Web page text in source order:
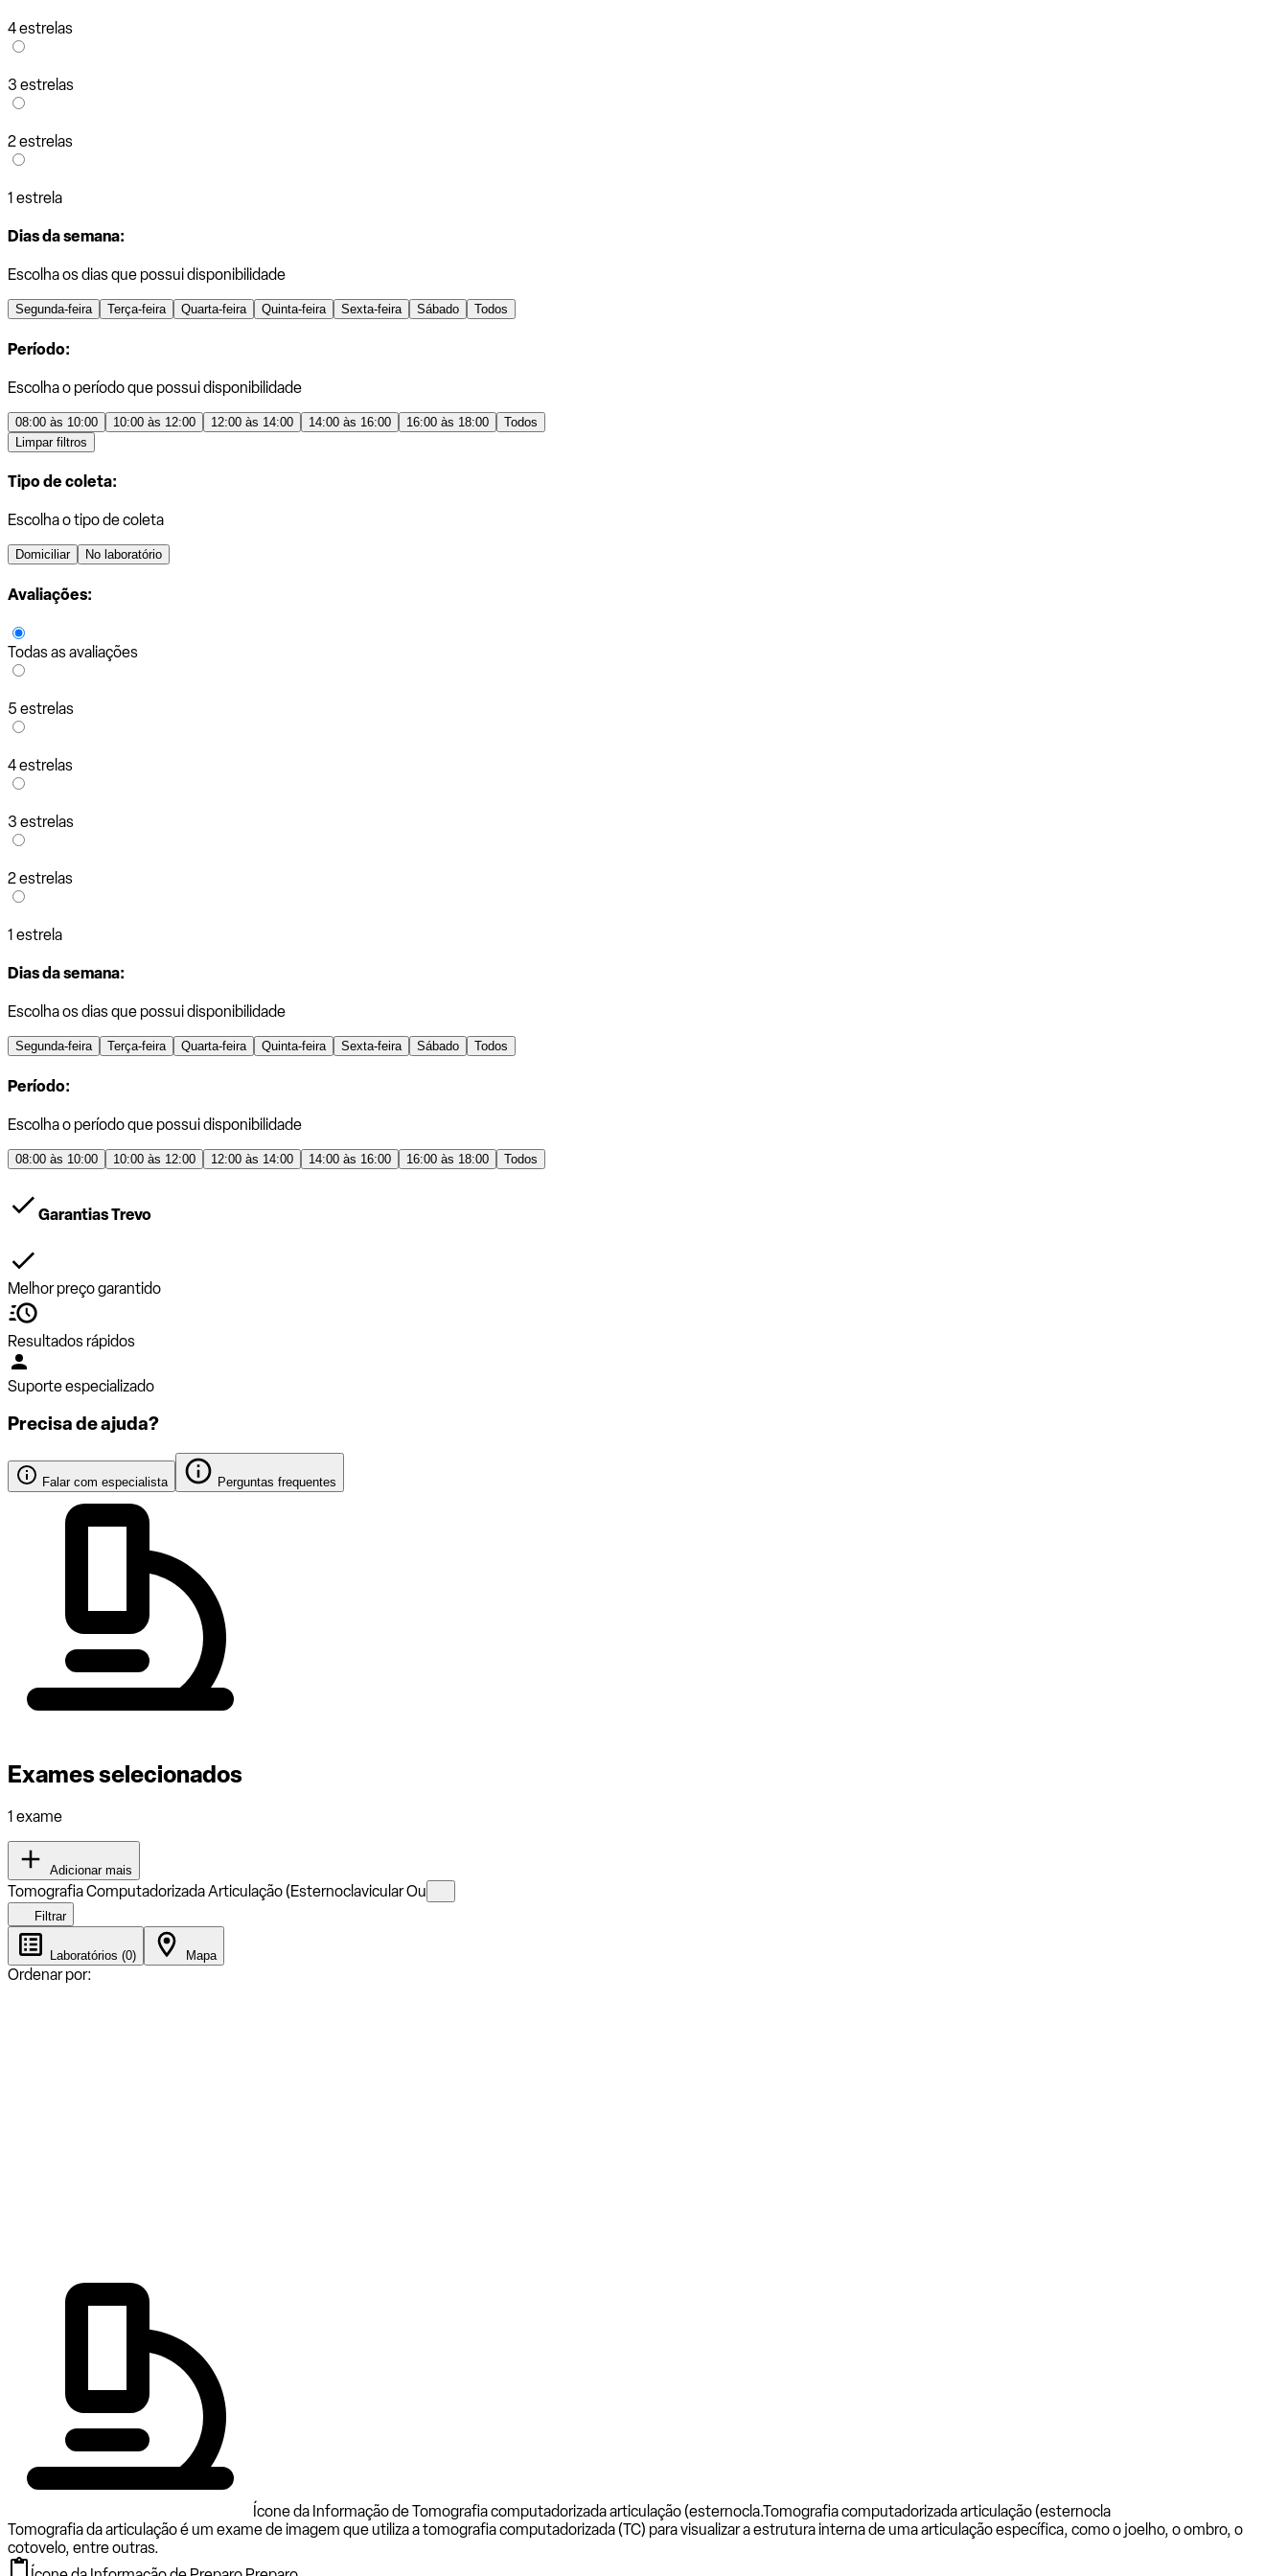
4 estrelas
3 estrelas
2 estrelas
1 estrela
Dias da semana:
Escolha os dias que possui disponibilidade
Segunda-feira Terça-feira Quarta-feira Quinta-feira Sexta-feira Sábado Todos
Período:
Escolha o período que possui disponibilidade
08:00 às 10:00 10:00 às 12:00 12:00 às 14:00 14:00 às 16:00 16:00 às 18:00
Todos
Limpar filtros
Tipo de coleta:
Escolha o tipo de coleta
Domiciliar No laboratório
Avaliações:
Todas as avaliações
5 estrelas
4 estrelas
3 estrelas
2 estrelas
1 estrela
Dias da semana:
Escolha os dias que possui disponibilidade
Segunda-feira Terça-feira Quarta-feira Quinta-feira Sexta-feira Sábado Todos
Período:
Escolha o período que possui disponibilidade
08:00 às 10:00 10:00 às 12:00 12:00 às 14:00 14:00 às 16:00 16:00 às 18:00 Todos
Garantias Trevo
Melhor preço garantido
Resultados rápidos
Suporte especializado
Precisa de ajuda?
Falar com especialista Perguntas frequentes
Exames selecionados
1 exame
Adicionar mais
Tomografia Computadorizada Articulação (Esternoclavicular Ou
Filtrar
Laboratórios (0) Mapa
Ordenar por:
Ícone da Informação de Tomografia computadorizada articulação (esternocla.Tomografia computadorizada articulação (esternocla
Tomografia da articulação é um exame de imagem que utiliza a tomografia computadorizada (TC) para visualizar a estrutura interna de uma articulação específica, como o joelho, o ombro, o
cotovelo, entre outras.